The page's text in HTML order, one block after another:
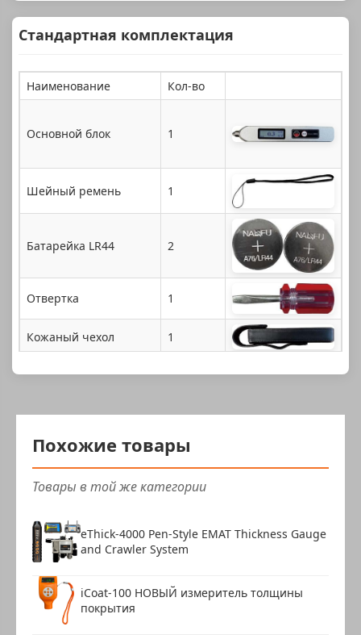
Стандартная комплектация
Наименование Кол-во
Основной блок 1
Шейный ремень 1
Батарейка LR44 2
Отвертка 1
Кожаный чехол 1
Гарантийный талон
1
Упаковочная карточка
Похожие товары
Товары в той же категории
eThick-4000 Pen-Style EMAT Thickness Gauge
and Crawler System
iCoat-100 НОВЫЙ измеритель толщины
покрытия